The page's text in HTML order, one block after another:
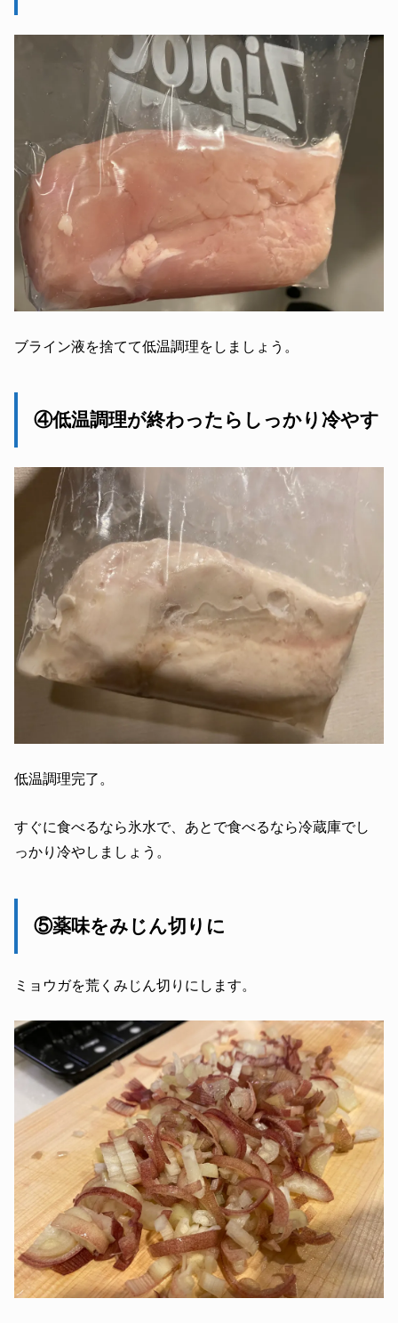
ブライン液を捨てて低温調理をしましょう。
④低温調理が終わったらしっかり冷やす
低温調理完了。
すぐに食べるなら氷水で、あとで食べるなら冷蔵庫でし
っかり冷やしましょう。
⑤薬味をみじん切りに
ミョウガを荒くみじん切りにします。